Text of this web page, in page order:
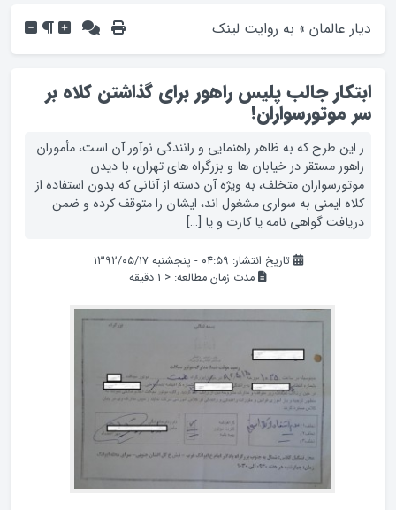
دیار عالمان » به روایت لینک
ابتکار جالب پلیس راهور برای گذاشتن کلاه بر
سر موتورسواران!
ر این طرح که به ظاهر‌ راهنمایی و رانندگی نوآور آن است، مأموران
راهور مستقر در خیابان‌ ها و بزرگراه‌ های تهران، با دیدن
موتورسواران متخلف، به ویژه آن دسته از آنانی که بدون استفاده از
کلاه ایمنی به سواری مشغول اند، ایشان را متوقف کرده و ضمن
دریافت گواهی‌ نامه ‌یا کارت و یا […]
تاریخ انتشار: ۰۴:۵۹ - پنجشنبه ۱۳۹۲/۰۵/۱۷
مدت زمان مطالعه: < 1 دقیقه